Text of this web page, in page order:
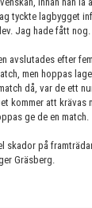
tyckte lagbygget
Jag hade fått nog.
avslutades efter
men hoppas
då, var de ett
kommer att krävas
ge de en match.
skador på
Gräsberg.